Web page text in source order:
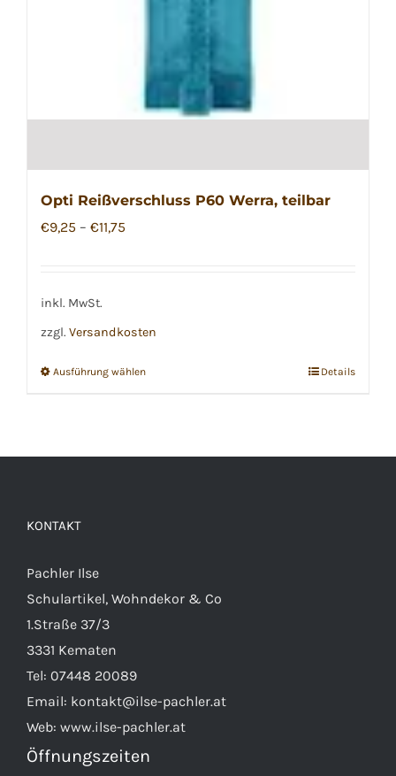
Opti Reißverschluss P60 Werra, teilbar
€9,25 – €11,75
inkl. MwSt.
zzgl. Versandkosten
Ausführung wählenDieses
mehrere
auf
werden
Details
KONTAKT
Pachler Ilse
Schulartikel, Wohndekor & Co
1.Straße 37/3
3331 Kematen
Tel: 07448 20089
Email: kontakt@ilse-pachler.at
Web: www.ilse-pachler.at
Öffnungszeiten